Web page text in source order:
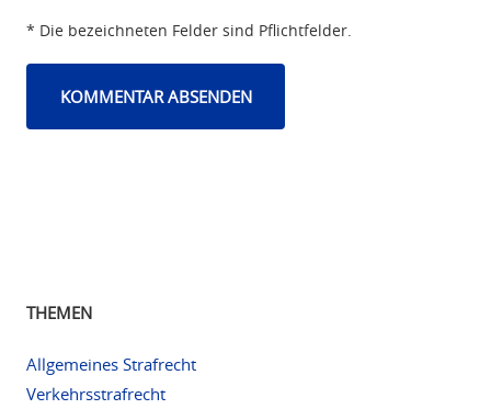
* Die bezeichneten Felder sind Pflichtfelder.
THEMEN
Allgemeines Strafrecht
Verkehrsstrafrecht